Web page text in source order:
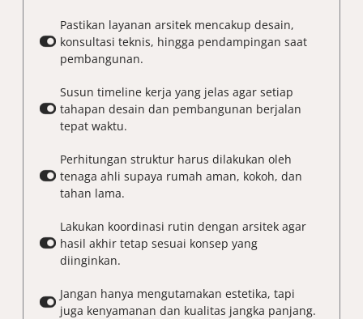
Pastikan layanan arsitek mencakup desain,
konsultasi teknis, hingga pendampingan saat
pembangunan.
Susun timeline kerja yang jelas agar setiap
tahapan desain dan pembangunan berjalan
tepat waktu.
Perhitungan struktur harus dilakukan oleh
tenaga ahli supaya rumah aman, kokoh, dan
tahan lama.
Lakukan koordinasi rutin dengan arsitek agar
hasil akhir tetap sesuai konsep yang
diinginkan.
Jangan hanya mengutamakan estetika, tapi
juga kenyamanan dan kualitas jangka panjang.